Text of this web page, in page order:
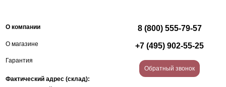
О компании
О магазине
Гарантия
Фактический адрес (склад):
8 (800) 555-79-57
+7 (495) 902-55-25
Обратный звонок